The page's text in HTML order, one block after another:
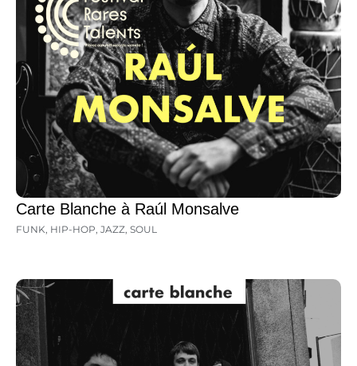
Carte Blanche à Raúl Monsalve
FUNK, HIP-HOP, JAZZ, SOUL